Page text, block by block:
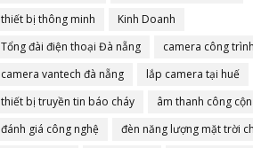
thiết bị thông minh
Kinh Doanh
Tổng đài điện thoại Đà nẵng
camera công trình
camera vantech đà nẵng
lắp camera tại huế
thiết bị truyền tin báo cháy
âm thanh công
đánh giá công nghệ
đèn năng lượng mặt trời